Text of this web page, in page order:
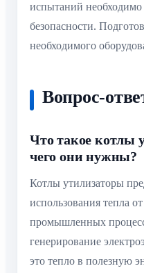
испытаний необходимо
безопасности.
необходимого
Вопрос-
Что такое котлы
чего они нужны?
Котлы утилизаторы
использования тепла
промышленных
генерирование
это тепло в полезную